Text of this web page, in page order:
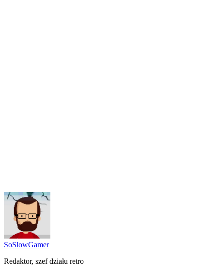
SoSlowGamer
Redaktor, szef działu retro